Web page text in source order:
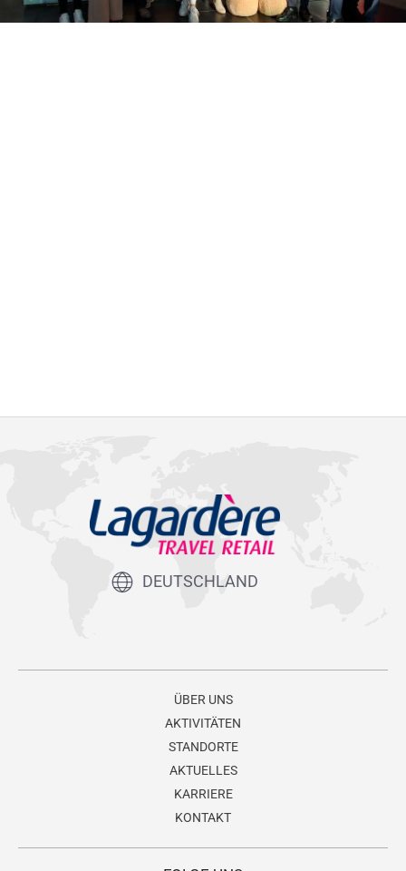
DEUTSCHLAND
ÜBER UNS
AKTIVITÄTEN
STANDORTE
AKTUELLES
KARRIERE
KONTAKT